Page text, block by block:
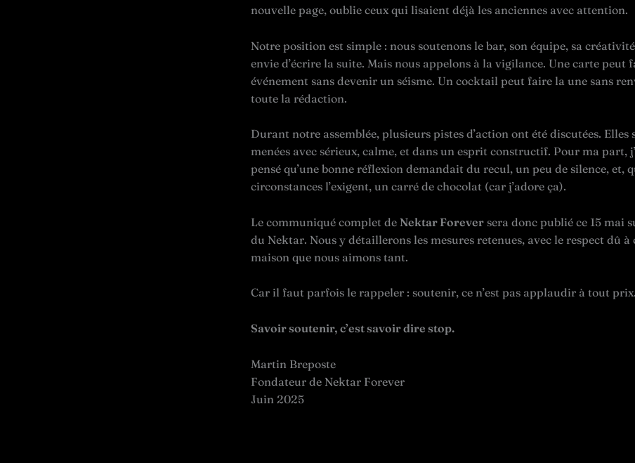
nouvelle page, oublie ceux qui lisaient déjà les anciennes avec attention.
Notre position est simple : nous soutenons le bar, son équipe, sa
envie d’écrire la suite. Mais nous appelons à la vigilance. Une carte peut
événement sans devenir un séisme. Un cocktail peut faire la une sans
toute la rédaction.
Durant notre assemblée, plusieurs pistes d’action ont été discutées. Elles
menées avec sérieux, calme, et dans un esprit constructif. Pour ma part,
pensé qu’une bonne réflexion demandait du recul, un peu de silence, et,
circonstances l’exigent, un carré de chocolat (car j’adore ça).
Le communiqué complet de Nektar Forever sera donc publié ce 15 mai
du Nektar. Nous y détaillerons les mesures retenues, avec le respect dû à
maison que nous aimons tant.
Car il faut parfois le rappeler : soutenir, ce n’est pas applaudir à tout prix.
Savoir soutenir, c’est savoir dire stop.
Martin Breposte
Fondateur de Nektar Forever
Juin 2025